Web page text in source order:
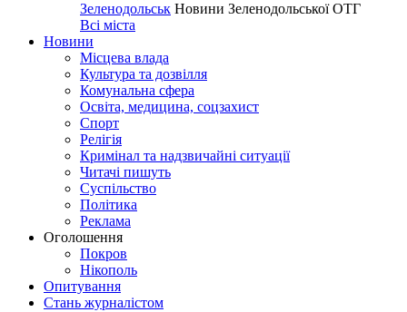
Зеленодольськ Новини Зеленодольської ОТГ
Всі міста
Новини
Місцева влада
Культура та дозвілля
Комунальна сфера
Освіта, медицина, соцзахист
Спорт
Релігія
Кримінал та надзвичайні ситуації
Читачі пишуть
Суспільство
Політика
Реклама
Оголошення
Покров
Нікополь
Опитування
Стань журналістом